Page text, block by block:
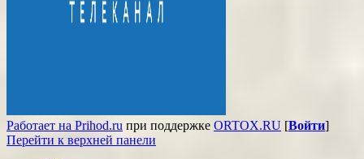
Работает на Prihod.ru при поддержке ORTOX.RU [Войти]
Перейти к верхней панели